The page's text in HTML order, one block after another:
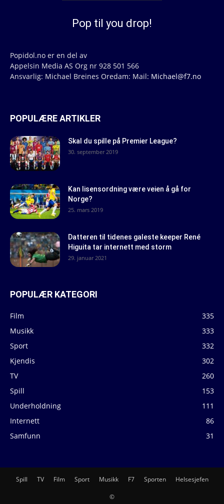
Pop til you drop!
Popidol.no er en del av
Appelsin Media AS Org nr 928 501 566
Ansvarlig: Michael Breines Oredam: Mail: Michael@f7.no
POPULÆRE ARTIKLER
Skal du spille på Premier League?
30. september 2019
Kan lisensordning være veien å gå for
Norge?
25. mars 2019
Datteren til tidenes galeste keeper René
Higuita tar internett med storm
29. januar 2021
POPULÆR KATEGORI
Film
335
Musikk
333
Sport
332
Kjendis
302
TV
260
Spill
153
Underholdning
111
Internett
86
Samfunn
31
Spill TV Film Sport Musikk F7 Sporten Helsesjefen
©